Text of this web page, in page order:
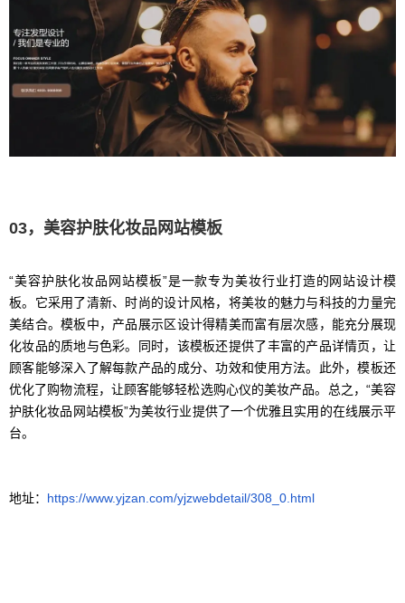
03，美容护肤化妆品网站模板
“美容护肤化妆品网站模板”是一款专为美妆行业打造的网站设计模
板。它采用了清新、时尚的设计风格，将美妆的魅力与科技的力量完
美结合。模板中，产品展示区设计得精美而富有层次感，能充分展现
化妆品的质地与色彩。同时，该模板还提供了丰富的产品详情页，让
顾客能够深入了解每款产品的成分、功效和使用方法。此外，模板还
优化了购物流程，让顾客能够轻松选购心仪的美妆产品。总之，“美容
护肤化妆品网站模板”为美妆行业提供了一个优雅且实用的在线展示平
台。
地址： https://www.yjzan.com/yjzwebdetail/308_0.html